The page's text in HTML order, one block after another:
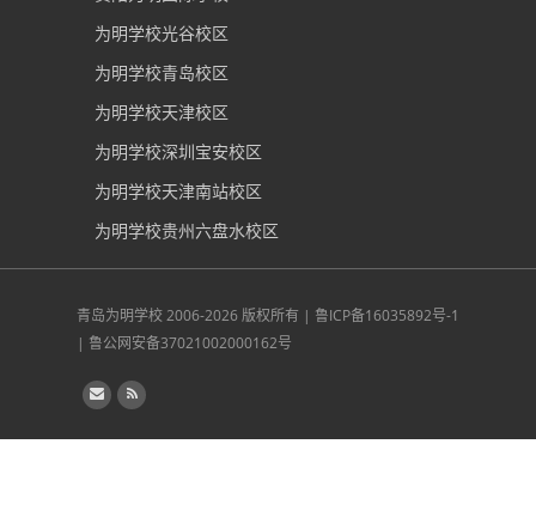
为明学校光谷校区
为明学校青岛校区
为明学校天津校区
为明学校深圳宝安校区
为明学校天津南站校区
为明学校贵州六盘水校区
青岛为明学校2006-2026 版权所有 | 鲁ICP备16035892号-1
| 鲁公网安备37021002000162号